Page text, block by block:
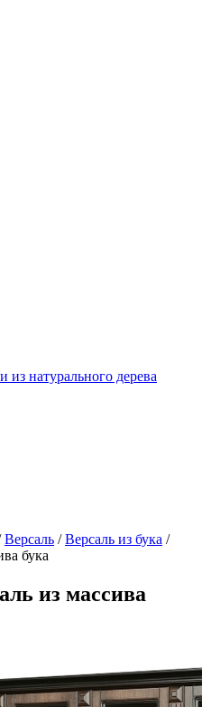
из натурального дерева
Версаль /Версаль из бука /
бука
из массива